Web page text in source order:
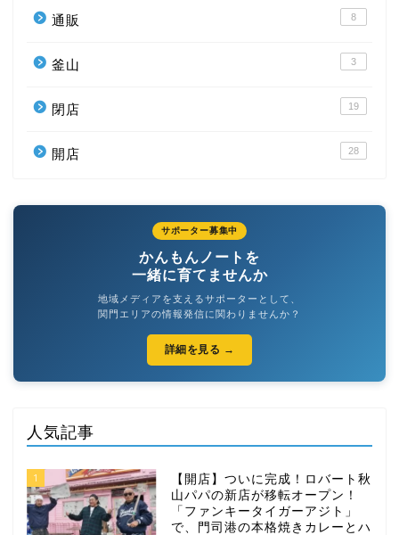
通販 8
釜山 3
閉店 19
開店 28
サポーター募集中
かんもんノートを
一緒に育てませんか
地域メディアを支えるサポーターとして、
関門エリアの情報発信に関わりませんか？
詳細を見る →
人気記事
1
【開店】ついに完成！ロバート秋
山パパの新店が移転オープン！
「ファンキータイガーアジト」
で、門司港の本格焼きカレーとハ